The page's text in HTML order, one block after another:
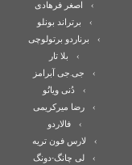
اصغر فرهادی
برتراند بونلو
برناردو برتولوچی
بلا تار
جی.جی آبرامز
دُنی ویانُو
رضا میرکریمی
فالاردو
لارس فون تریه
لی چانگ-دونگ